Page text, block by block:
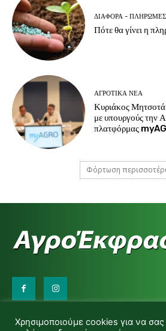
ΔΙΆΦΟΡΑ - ΠΛΗΡΩΜΈΣ
Πότε θα γίνει η
ΑΓΡΟΤΙΚΆ ΝΈΑ
Κυριάκος
με υπουργούς την
πλατφόρμας
Φόρτωση
d.makas@yahoo.gr
Χρησιμοποιούμε cookies για να